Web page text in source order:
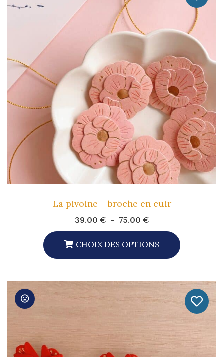
Variations.
Les
Options
Peuvent
Être
Choisies
Sur
La
Page
Du
Produit
La pivoine – broche en cuir
39.00 € – 75.00 €Plage
39.00 €
75.00 €
CHOIX DES OPTIONS
A
Plusieurs
Les
Options